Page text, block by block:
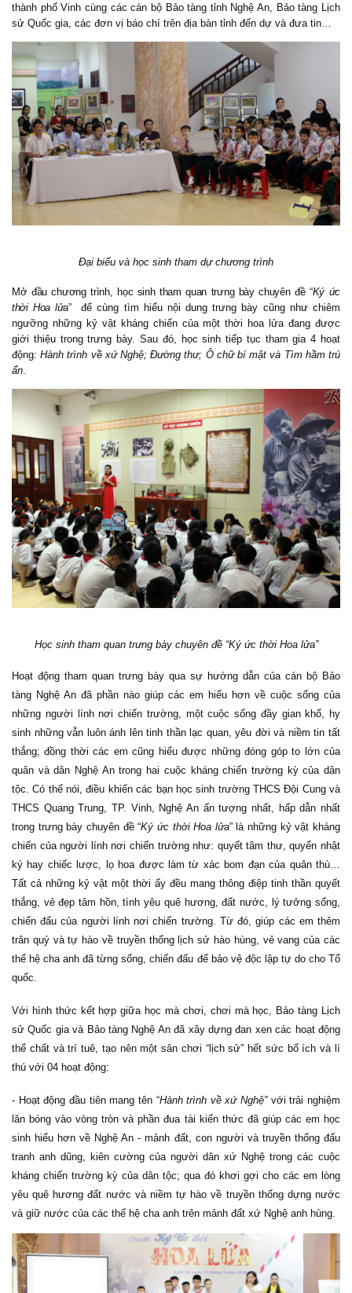
thành phố Vinh cùng các cán bộ Bảo tàng tỉnh Nghệ An, Bảo tàng Lịch
sử Quốc gia, các đơn vị báo chí trên địa bàn tỉnh đến dự và đưa tin…
Đại biểu và học sinh tham dự chương trình
Mở đầu chương trình, học sinh tham quan trưng bày chuyên đề “Ký ức
thời Hoa lửa”để cùng tìm hiểu nội dung trưng bày cũng như chiêm
ngưỡng những kỷ vật kháng chiến của một thời hoa lửa đang được
giới thiệu trong trưng bày. Sau đó, học sinh tiếp tục tham gia 4 hoạt
động: Hành trình về xứ Nghệ; Đường thư; Ô chữ bí mật và Tìm hầm trú
ẩn
Học sinh tham quan trưng bày chuyên đề “Ký ức thời Hoa lửa”
Hoạt động tham quan trưng bày qua sự hướng dẫn của cán bộ Bảo
tàng Nghệ An đã phần nào giúp các em hiểu hơn về cuộc sống của
những người lính nơi chiến trường, một cuộc sống đầy gian khổ, hy
sinh những vẫn luôn ánh lên tinh thần lạc quan, yêu đời và niềm tin tất
thắng; đồng thời các em cũng hiểu được những đóng góp to lớn của
quân và dân Nghệ An trong hai cuộc kháng chiến trường kỳ của dân
tộc. Có thể nói, điều khiến các bạn học sinh trường THCS Đội Cung và
THCS Quang Trung, TP. Vinh, Nghệ An ấn tượng nhất, hấp dẫn nhất
trong trưng bày chuyên đề “Ký ức thời Hoa lửa” là những kỷ vật kháng
chiến của người lính nơi chiến trường như: quyết tâm thư, quyển nhật
ký hay chiếc lược, lọ hoa được làm từ xác bom đạn của quân thù…
Tất cả những kỷ vật một thời ấy đều mang thông điệp tinh thần quyết
thắng, vẻ đẹp tâm hồn, tình yêu quê hương, đất nước, lý tưởng sống,
chiến đấu của người lính nơi chiến trường. Từ đó, giúp các em thêm
trân quý và tự hào về truyền thống lịch sử hào hùng, vẻ vang của các
thế hệ cha anh đã từng sống, chiến đấu để bảo vệ độc lập tự do cho Tổ
quốc.
Với hình thức kết hợp giữa học mà chơi, chơi mà học, Bảo tàng Lịch
sử Quốc gia và Bảo tàng Nghệ An đã xây dựng đan xen các hoạt động
thể chất và trí tuê, tạo nên một sân chơi “lịch sử” hết sức bổ ích và lí
thú với 04 hoạt động:
- Hoạt động đầu tiên mang tên “Hành trình về xứ Nghệ”với trải nghiệm
lăn bóng vào vòng tròn và phần đua tài kiến thức đã giúp các em học
sinh hiểu hơn về Nghệ An - mảnh đất, con người và truyền thống đấu
tranh anh dũng, kiên cường của người dân xứ Nghệ trong các cuộc
kháng chiến trường kỳ của dân tộc; qua đó khơi gợi cho các em lòng
yêu quê hương đất nước và niềm tự hào về truyền thống dựng nước
và giữ nước của các thế hệ cha anh trên mảnh đất xứ Nghệ anh hùng.